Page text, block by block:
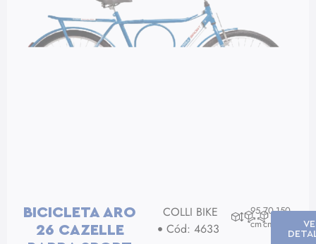
BICICLETA ARO
26 CAZELLE
COLLI BIKE
Cód: 4633
95
cm
70
cm
150